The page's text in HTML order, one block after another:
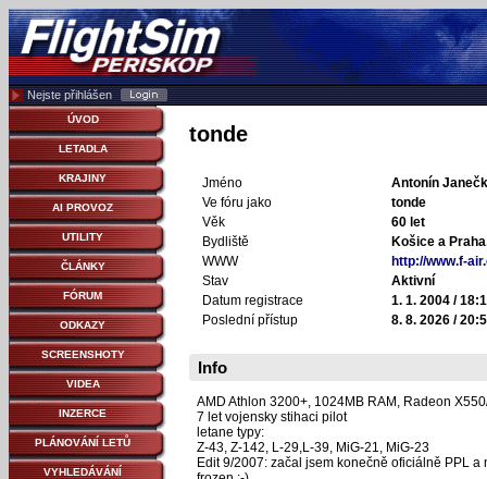
Nejste přihlášen
ÚVOD
LETADLA
KRAJINY
AI PROVOZ
UTILITY
ČLÁNKY
FÓRUM
ODKAZY
SCREENSHOTY
VIDEA
INZERCE
PLÁNOVÁNÍ LETŮ
VYHLEDÁVÁNÍ
tonde
Jméno
Antonín
Ve fóru jako
tonde
Věk
60 let
Bydliště
Košice a
WWW
http://www.f-
Stav
Aktivní
Datum registrace
1. 1. 2004 /
Poslední přístup
8. 8. 2026 /
Info
AMD Athlon 3200+, 1024MB RAM, Radeon
7 let vojensky stihaci pilot
letane typy:
Z-43, Z-142, L-29,L-39, MiG-21, MiG-23
Edit 9/2007: začal jsem konečně oficiálně PPL